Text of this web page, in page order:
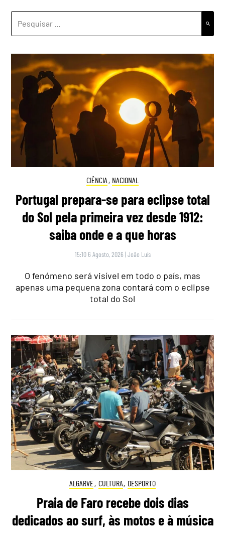
CIÊNCIA , NACIONAL
Portugal prepara-se para eclipse total
do Sol pela primeira vez desde 1912:
saiba onde e a que horas
15:10 6 Agosto, 2026 |João Luís
O fenómeno será visível em todo o país, mas
apenas uma pequena zona contará com o eclipse
total do Sol
ALGARVE, CULTURA, DESPORTO
Praia de Faro recebe dois dias
dedicados ao surf, às motos e à música